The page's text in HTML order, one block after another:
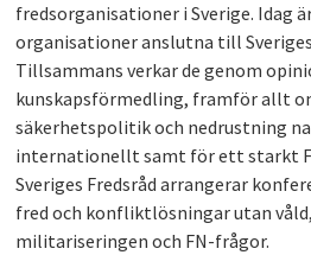
VÄRLDSBIBLIOTEKET
fredsorganisationer i Sverige. Idag
organisationer anslutna till
Tillsammans verkar de genom
kunskapsförmedling, framför allt
säkerhetspolitik och nedrustning
internationellt samt för ett starkt
Sveriges Fredsråd arrangerar
fred och konfliktlösningar utan
militariseringen och FN-frågor.